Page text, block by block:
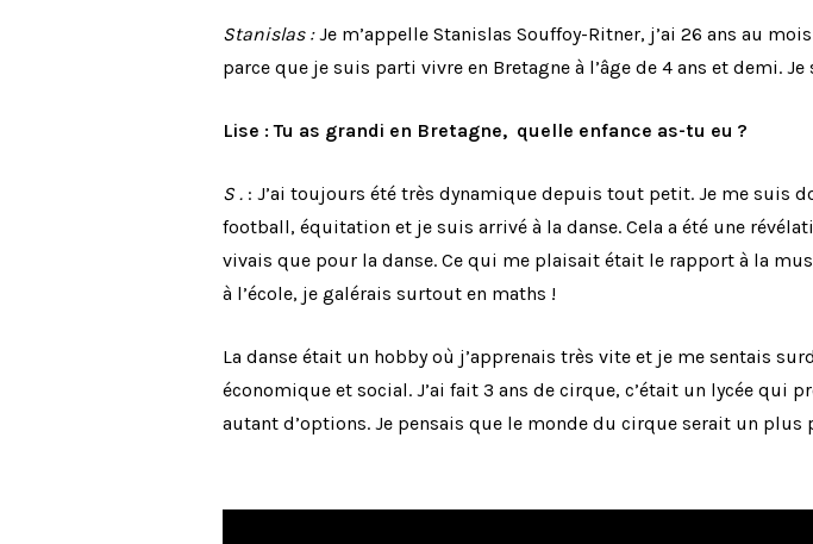
Stanislas :Je m’appelle Stanislas Souffoy-Ritner, j’ai 26 ans au
parce que je suis parti vivre en Bretagne à l’âge de 4 ans et demi.
Lise : Tu as grandi en Bretagne, quelle enfance as-tu eu ?
S . : J’ai toujours été très dynamique depuis tout petit. Je me suis
football, équitation et je suis arrivé à la danse. Cela a été une
vivais que pour la danse. Ce qui me plaisait était le rapport à la
à l’école, je galérais surtout en maths !
La danse était un hobby où j’apprenais très vite et je me sentais
économique et social. J’ai fait 3 ans de cirque, c’était un lycée qui
autant d’options. Je pensais que le monde du cirque serait un